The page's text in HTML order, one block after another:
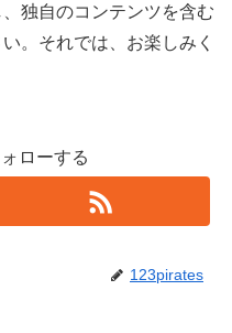
独自のコンテンツを含む
。それでは、お楽しみく
ローする
123pirates